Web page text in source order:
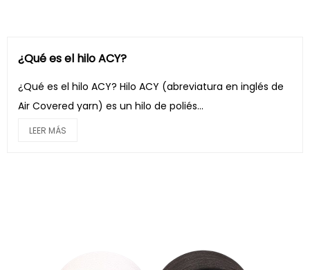
¿Qué es el hilo ACY?
¿Qué es el hilo ACY? Hilo ACY (abreviatura en inglés de
Air Covered yarn) es un hilo de poliés...
LEER MÁS